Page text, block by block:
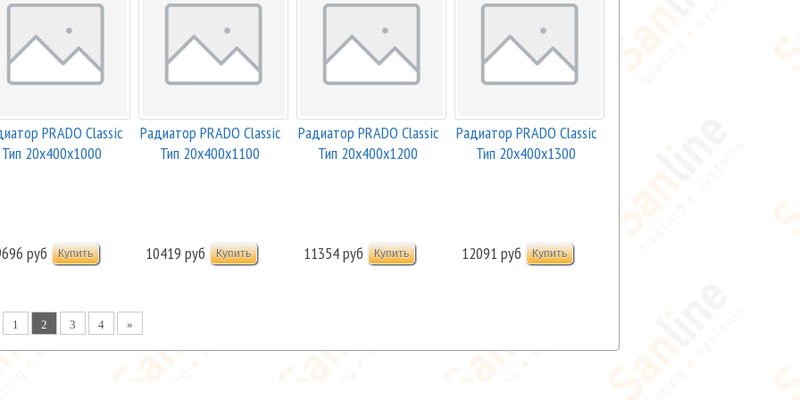
PRADO Classic
Тип 20х400х1000
руб
Радиатор PRADO Classic
Тип 20х400х1100
10419 руб
Радиатор PRADO Classic
Тип 20х400х1200
11354 руб
Радиатор PRADO Classic
Тип 20х400х1300
12091 руб
1 2 3 4 »